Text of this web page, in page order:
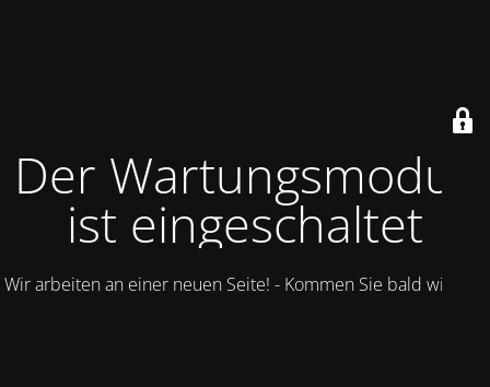
Der Wartungsmodus
ist eingeschaltet
Wir arbeiten an einer neuen Seite! - Kommen Sie bald wieder.